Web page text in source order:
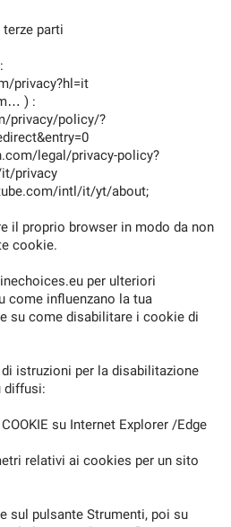
parti
privacy?hl=it
) :
privacy/policy/?
legal/privacy-policy?
privacy
intl/it/yt/about;
il proprio browser in modo da non
cookie.
per ulteriori
come influenzano la tua
su come disabilitare i cookie di
istruzioni per la disabilitazione
diffusi:
su Internet Explorer /Edge
relativi ai cookies per un sito
sul pulsante Strumenti, poi su